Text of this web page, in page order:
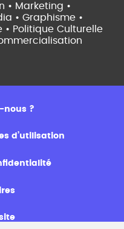
• Marketing •
• Graphisme •
Politique Culturelle
nous ?
d’utilisation